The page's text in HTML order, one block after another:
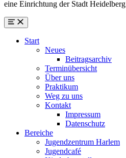
eine Einrichtung der Stadt Heidelberg
Menu
Start
Neues
Beitragsarchiv
Terminübersicht
Über uns
Praktikum
Weg zu uns
Kontakt
Impressum
Datenschutz
Bereiche
Jugendzentrum Harlem
Jugendcafé